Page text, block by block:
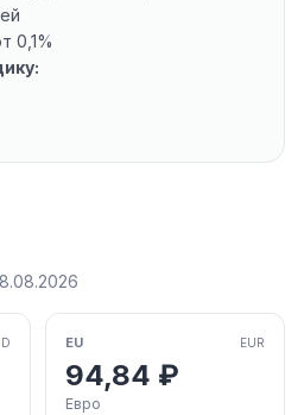
0,1%
EU EUR
94,84 ₽
Евро